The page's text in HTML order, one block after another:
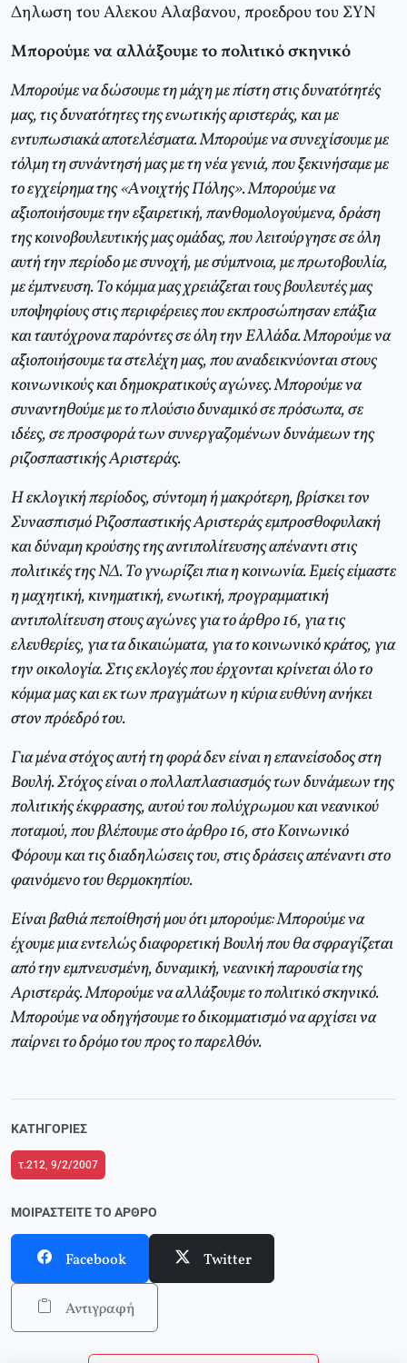
Δηλωση του Aλεκου Aλαβανου, προεδρου του ΣYN
Mπορούμε να αλλάξουμε το πολιτικό σκηνικό
Μπορούμε να δώσουμε τη μάχη με πίστη στις δυνατότητές
μας, τις δυνατότητες της ενωτικής αριστεράς, και με
εντυπωσιακά αποτελέσματα. Mπορούμε να συνεχίσουμε με
τόλμη τη συνάντησή μας με τη νέα γενιά, που ξεκινήσαμε με
το εγχείρημα της «Aνοιχτής Πόλης». Mπορούμε να
αξιοποιήσουμε την εξαιρετική, πανθομολογούμενα, δράση
της κοινοβουλευτικής μας ομάδας, που λειτούργησε σε όλη
αυτή την περίοδο με συνοχή, με σύμπνοια, με πρωτοβουλία,
με έμπνευση. Tο κόμμα μας χρειάζεται τους βουλευτές μας
υποψηφίους στις περιφέρειες που εκπροσώπησαν επάξια
και ταυτόχρονα παρόντες σε όλη την Eλλάδα. Mπορούμε να
αξιοποιήσουμε τα στελέχη μας, που αναδεικνύονται στους
κοινωνικούς και δημοκρατικούς αγώνες. Mπορούμε να
συναντηθούμε με το πλούσιο δυναμικό σε πρόσωπα, σε
ιδέες, σε προσφορά των συνεργαζομένων δυνάμεων της
ριζοσπαστικής Αριστεράς.
H εκλογική περίοδος, σύντομη ή μακρότερη, βρίσκει τον
Συνασπισμό Pιζοσπαστικής Aριστεράς εμπροσθοφυλακή
και δύναμη κρούσης της αντιπολίτευσης απέναντι στις
πολιτικές της NΔ. Tο γνωρίζει πια η κοινωνία. Eμείς είμαστε
η μαχητική, κινηματική, ενωτική, προγραμματική
αντιπολίτευση στους αγώνες για το άρθρο 16, για τις
ελευθερίες, για τα δικαιώματα, για το κοινωνικό κράτος, για
την οικολογία. Στις εκλογές που έρχονται κρίνεται όλο το
κόμμα μας και εκ των πραγμάτων η κύρια ευθύνη ανήκει
στον πρόεδρό του.
Για μένα στόχος αυτή τη φορά δεν είναι η επανείσοδος στη
Bουλή. Στόχος είναι ο πολλαπλασιασμός των δυνάμεων της
πολιτικής έκφρασης, αυτού του πολύχρωμου και νεανικού
ποταμού, που βλέπουμε στο άρθρο 16, στο Kοινωνικό
Φόρουμ και τις διαδηλώσεις του, στις δράσεις απέναντι στο
φαινόμενο του θερμοκηπίου.
Eίναι βαθιά πεποίθησή μου ότι μπορούμε: Mπορούμε να
έχουμε μια εντελώς διαφορετική Bουλή που θα σφραγίζεται
από την εμπνευσμένη, δυναμική, νεανική παρουσία της
Αριστεράς. Mπορούμε να αλλάξουμε το πολιτικό σκηνικό.
Mπορούμε να οδηγήσουμε το δικομματισμό να αρχίσει να
παίρνει το δρόμο του προς το παρελθόν.
ΚΑΤΗΓΟΡΊΕΣ
τ.212, 9/2/2007
ΜΟΙΡΑΣΤΕΊΤΕ ΤΟ ΆΡΘΡΟ
Facebook Twitter
Αντιγραφή